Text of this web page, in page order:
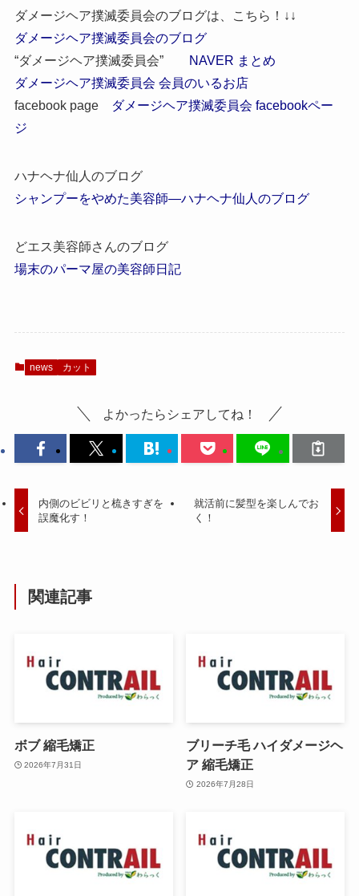
ダメージヘア撲滅委員会のブログは、こちら！↓↓
ダメージヘア撲滅委員会のブログ
“ダメージヘア撲滅委員会”
NAVER まとめ
ダメージヘア撲滅委員会 会員のいるお店
facebook page
ダメージヘア撲滅委員会 facebookペー
ジ
ハナヘナ仙人のブログ
シャンプーをやめた美容師―ハナヘナ仙人のブログ
どエス美容師さんのブログ
場末のパーマ屋の美容師日記
news カット
よかったらシェアしてね！
内側のビビリと梳きすぎを
誤魔化す！
就活前に髪型を楽しんでお
く！
関連記事
ボブ 縮毛矯正
2026年7月31日
ブリーチ毛 ハイダメージヘ
ア 縮毛矯正
2026年7月28日